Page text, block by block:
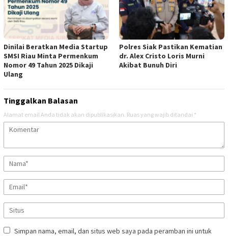
Dinilai Beratkan Media Startup
SMSI Riau Minta Permenkum
Nomor 49 Tahun 2025 Dikaji
Ulang
Polres Siak Pastikan Kematian
dr. Alex Cristo Loris Murni
Akibat Bunuh Diri
Tinggalkan Balasan
Alamat email Anda tidak akan dipublikasikan. Ruas yang wajib ditandai *
Simpan nama, email, dan situs web saya pada peramban ini untuk